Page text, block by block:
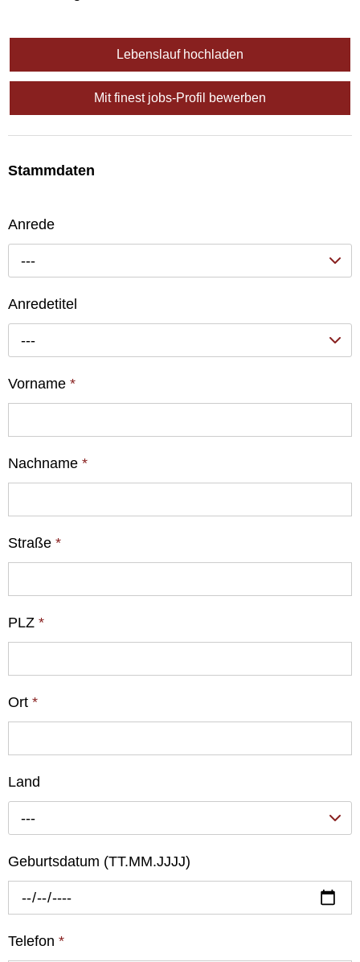
Lebenslauf hochladen
Mit finest jobs-Profil bewerben
Stammdaten
Anrede
---
Anredetitel
---
Vorname *
Nachname *
Straße *
PLZ *
Ort *
Land
---
Geburtsdatum (TT.MM.JJJJ)
Telefon *